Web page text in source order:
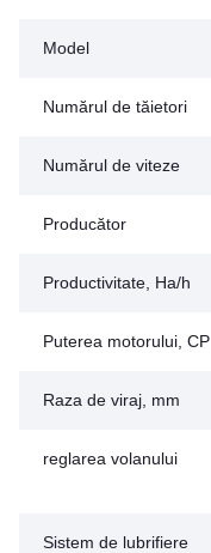
Model
Numărul de tăietori
Numărul de viteze
Producător
Productivitate, Ha/h
Puterea motorului, CP
Raza de viraj, mm
reglarea volanului
Sistem de lubrifiere